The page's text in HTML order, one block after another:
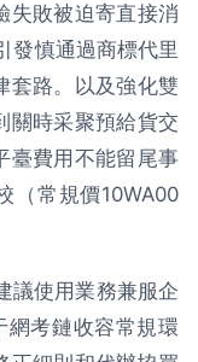
失敗被迫寄直接消
發慎通過商標代里
套路。以及強化雙
關時采聚預給貨交
臺費用不能留尾事
（常規價10WA00
議使用業務兼服企
考鏈收容常規環